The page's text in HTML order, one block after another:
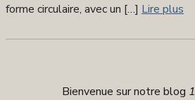
forme circulaire, avec un […] Lire plus
Bienvenue sur notre blog